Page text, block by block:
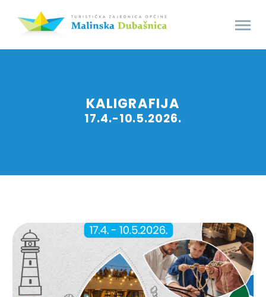
KALIGRAFIJA
17.4.-10.5.2026.